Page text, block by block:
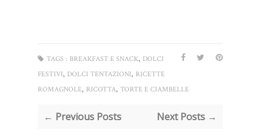
TAGS : BREAKFAST E SNACK, DOLCI
FESTIVI, DOLCI TENTAZIONI, RICETTE
ROMAGNOLE, RICOTTA, TORTE E CIAMBELLE
← Previous Posts Next Posts →